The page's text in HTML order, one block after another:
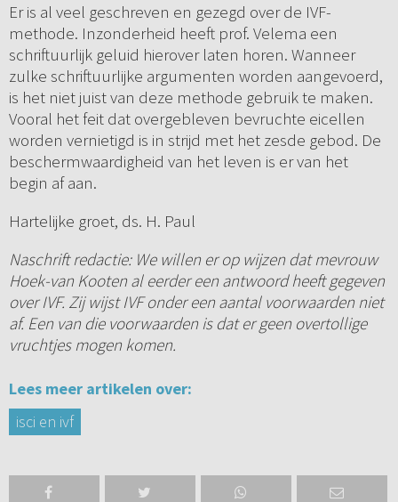
Er is al veel geschreven en gezegd over de IVF-
methode. Inzonderheid heeft prof. Velema een
schriftuurlijk geluid hierover laten horen. Wanneer
zulke schriftuurlijke argumenten worden aangevoerd,
is het niet juist van deze methode gebruik te maken.
Vooral het feit dat overgebleven bevruchte eicellen
worden vernietigd is in strijd met het zesde gebod. De
beschermwaardigheid van het leven is er van het
begin af aan.
Hartelijke groet, ds. H. Paul
Naschrift redactie: We willen er op wijzen dat mevrouw
Hoek-van Kooten al eerder een antwoord heeft gegeven
over IVF. Zij wijst IVF onder een aantal voorwaarden niet
af. Een van die voorwaarden is dat er geen overtollige
vruchtjes mogen komen.
Lees meer artikelen over:
isci en ivf